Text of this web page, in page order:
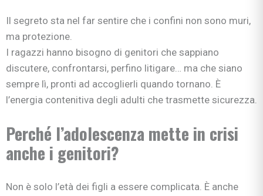
Il segreto sta nel far sentire che i confini non sono muri,
ma protezione.
I ragazzi hanno bisogno di genitori che sappiano
discutere, confrontarsi, perfino litigare… ma che siano
sempre lì, pronti ad accoglierli quando tornano. È
l’energia contenitiva degli adulti che trasmette sicurezza.
Perché l’adolescenza mette in crisi
anche i genitori?
Non è solo l’età dei figli a essere complicata. È anche